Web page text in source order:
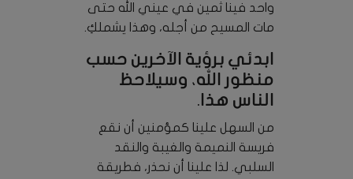
واحد فينا ثمين في عيني الله حتى
مات المسيح من أجله، وهذا يشملكِ.
ابدئي برؤية الآخرين حسب
منظور الله، وسيلاحظ
الناس هذا.
من السهل علينا كمؤمنين أن نقع
فريسة النميمة والغيبة والنقد
السلبي. لذا علينا أن نحذر، فطريقة